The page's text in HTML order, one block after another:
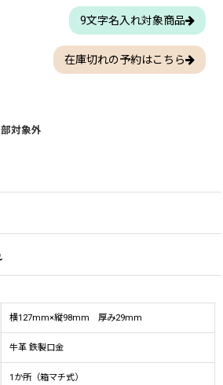
9文字名入れ対象商品
在庫切れの予約はこちら
対象外
横127mm×縦98mm 厚み29mm
牛革 鉄製口金
1か所（箱マチ式）